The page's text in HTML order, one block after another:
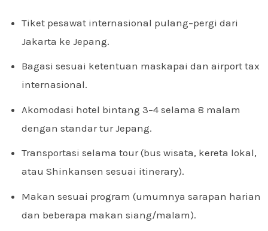
Tiket pesawat internasional pulang–pergi dari
Jakarta ke Jepang.
Bagasi sesuai ketentuan maskapai dan airport tax
internasional.
Akomodasi hotel bintang 3–4 selama 8 malam
dengan standar tur Jepang.
Transportasi selama tour (bus wisata, kereta lokal,
atau Shinkansen sesuai itinerary).
Makan sesuai program (umumnya sarapan harian
dan beberapa makan siang/malam).